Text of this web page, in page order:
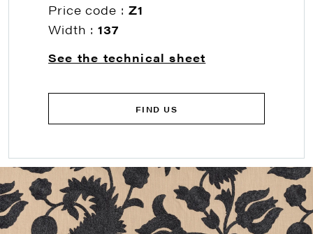
Price code : Z1
Width :137
See the technical sheet
FIND US